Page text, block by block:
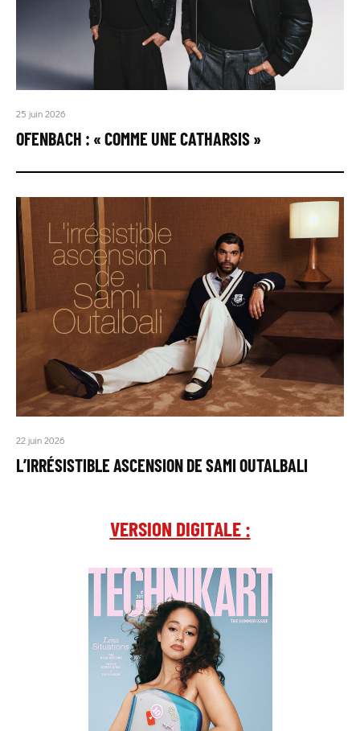
25 juin 2026
OFENBACH : « COMME UNE CATHARSIS »
22 juin 2026
L’IRRÉSISTIBLE ASCENSION DE SAMI OUTALBALI
VERSION DIGITALE :